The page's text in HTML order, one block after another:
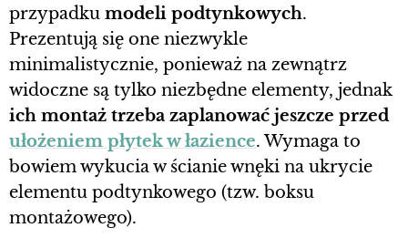
przypadku modeli podtynkowych.
Prezentują się one niezwykle
minimalistycznie, ponieważ na zewnątrz
widoczne są tylko niezbędne elementy, jednak
ich montaż trzeba zaplanować jeszcze przed
ułożeniem płytek w łazience. Wymaga to
bowiem wykucia w ścianie wnęki na ukrycie
elementu podtynkowego (tzw. boksu
montażowego).